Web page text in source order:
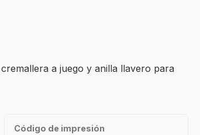
a juego y anilla llavero para
Código de impresión